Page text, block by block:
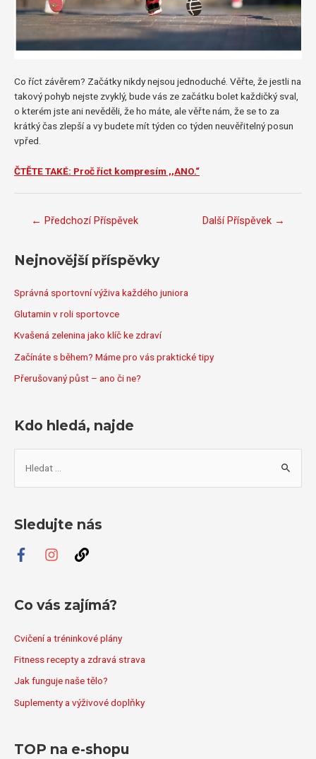
Co říct závěrem? Začátky nikdy nejsou jednoduché. Věřte, že jestli na
takový pohyb nejste zvyklý, bude vás ze začátku bolet každičký sval,
o kterém jste ani nevěděli, že ho máte, ale věřte nám, že se to za
krátký čas zlepší a vy budete mít týden co týden neuvěřitelný posun
vpřed.
ČTĚTE TAKÉ: Proč říct kompresím ,,ANO.“
Navigace
← Předchozí Příspěvek Další Příspěvek →
Nejnovější příspěvky
Správná sportovní výživa každého juniora
Glutamin v roli sportovce
Kvašená zelenina jako klíč ke zdraví
Začínáte s během? Máme pro vás praktické tipy
Přerušovaný půst – ano či ne?
Kdo hledá, najde
d
p
Sledujte nás
Co vás zajímá?
Cvičení a tréninkové plány
Fitness recepty a zdravá strava
Jak funguje naše tělo?
Suplementy a výživové doplňky
TOP na e-shopu